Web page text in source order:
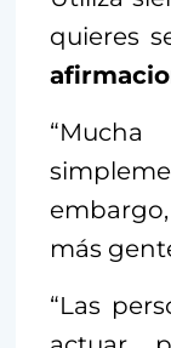
quieres
más
“Las